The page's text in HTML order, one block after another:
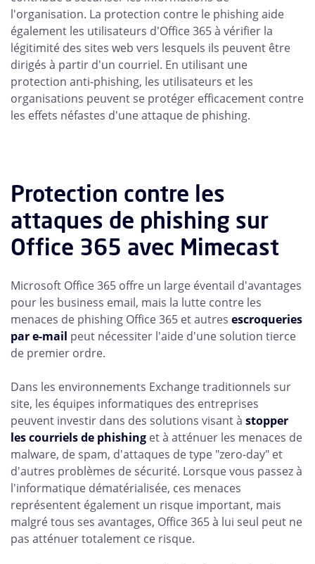
l'organisation. La protection contre le phishing aide
également les utilisateurs d'Office 365 à vérifier la
légitimité des sites web vers lesquels ils peuvent être
dirigés à partir d'un courriel. En utilisant une
protection anti-phishing, les utilisateurs et les
organisations peuvent se protéger efficacement contre
les effets néfastes d'une attaque de phishing.
Protection contre les
attaques de phishing sur
Office 365 avec Mimecast
Microsoft Office 365 offre un large éventail d'avantages
pour les business email, mais la lutte contre les
menaces de phishing Office 365 et autres escroqueries
par e-mail peut nécessiter l'aide d'une solution tierce
de premier ordre.
Dans les environnements Exchange traditionnels sur
site, les équipes informatiques des entreprises
peuvent investir dans des solutions visant à stopper
les courriels de phishing et à atténuer les menaces de
malware, de spam, d'attaques de type "zero-day" et
d'autres problèmes de sécurité. Lorsque vous passez à
l'informatique dématérialisée, ces menaces
représentent également un risque important, mais
malgré tous ses avantages, Office 365 à lui seul peut ne
pas atténuer totalement ce risque.